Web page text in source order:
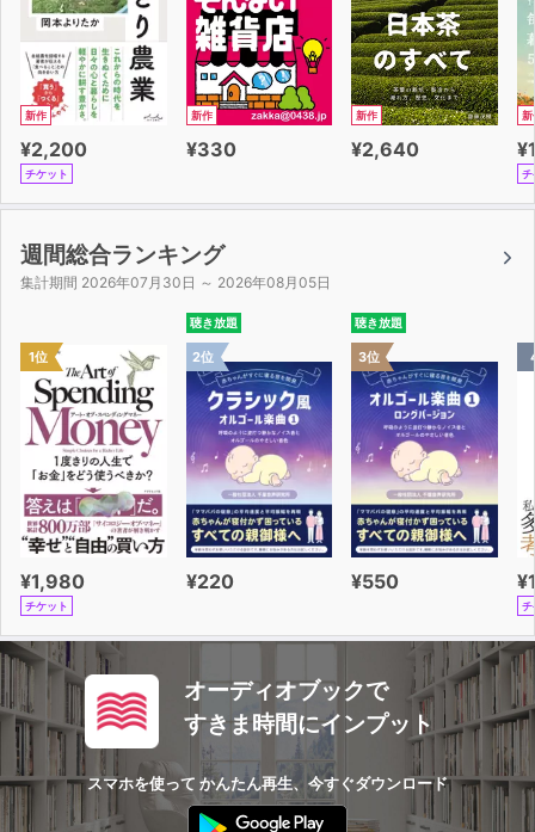
新作
¥2,200
チケット
新作
¥330
新作
¥2,640
新
チ
週間総合ランキング
集計期間 2026年07月30日 ～ 2026年08月05日
1位
¥1,980
チケット
聴き放題
2位
¥220
聴き放題
3位
¥550
チ
オーディオブックで
すきま時間にインプット
スマホを使って かんたん再生、今すぐダウンロード